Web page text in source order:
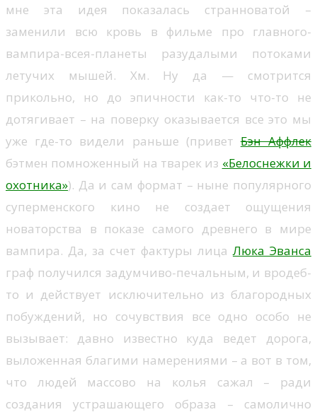
мне эта идея показалась странноватой –
заменили всю кровь в фильме про главного-
вампира-всея-планеты разудалыми потоками
летучих мышей. Хм. Ну да — смотрится
прикольно, но до эпичности как-то что-то не
дотягивает – на поверку оказывается все это мы
уже где-то видели раньше (приветБэн Аффлек
бэтмен помноженный на тварек из «Белоснежки и
охотника»). Да и сам формат – ныне популярного
суперменского кино не создает ощущения
новаторства в показе самого древнего в мире
вампира. Да, за счет фактуры лицаЛюка Эванса
граф получился задумчиво-печальным, и вродеб-
то и действует исключительно из благородных
побуждений, но сочувствия все одно особо не
вызывает: давно известно куда ведет дорога,
выложенная благими намерениями – а вот в том,
что людей массово на колья сажал – ради
создания устрашающего образа – самолично